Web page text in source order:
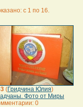
с 1 по 16.
(Гридчина Юлия)
Фото от Миры
0